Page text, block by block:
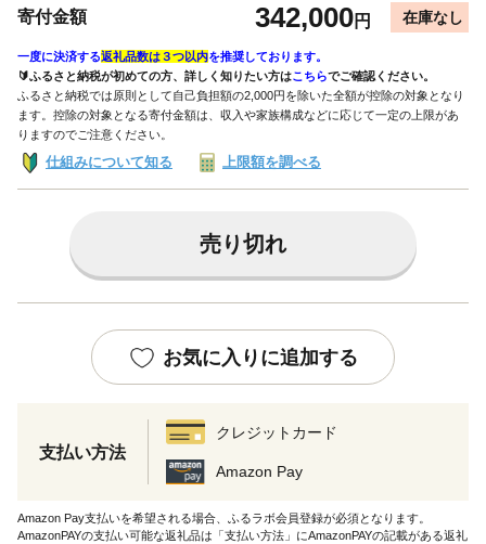
寄付金額 342,000円 在庫なし
一度に決済する返礼品数は３つ以内を推奨しております。
🔰ふるさと納税が初めての方、詳しく知りたい方はこちらでご確認ください。
ふるさと納税では原則として自己負担額の2,000円を除いた全額が控除の対象となり
ます。控除の対象となる寄付金額は、収入や家族構成などに応じて一定の上限があ
りますのでご注意ください。
仕組みについて知る 上限額を調べる
売り切れ
お気に入りに追加する
支払い方法
クレジットカード
Amazon Pay
Amazon Pay支払いを希望される場合、ふるラボ会員登録が必須となります。
AmazonPAYの支払い可能な返礼品は「支払い方法」にAmazonPAYの記載がある返礼